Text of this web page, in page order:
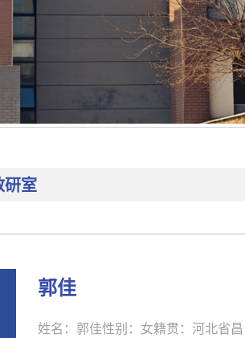
研室
郭佳
姓名：郭佳性别：女籍贯：河北省昌